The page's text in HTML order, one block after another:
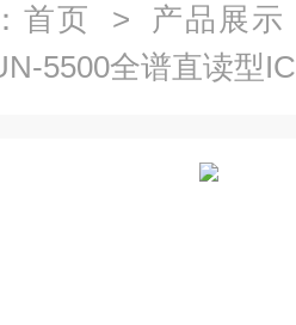
首页 > 产品展示
5500全谱直读型